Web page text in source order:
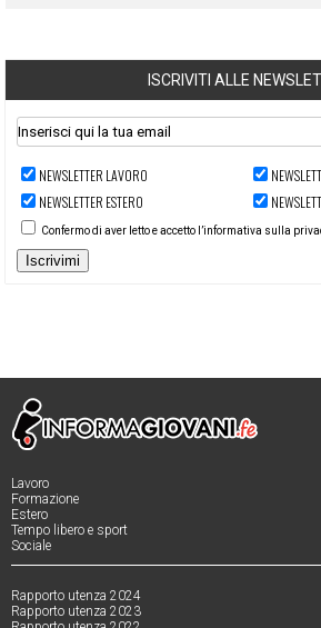
ISCRIVITI ALLE
NEWSLETTER LAVORO
NEWSLETTER ESTERO
Confermo di aver letto e accetto l’informativa sulla
Iscrivimi
Lavoro
Formazione
Estero
Tempo libero e sport
Sociale
Rapporto utenza 2024
Rapporto utenza 2023